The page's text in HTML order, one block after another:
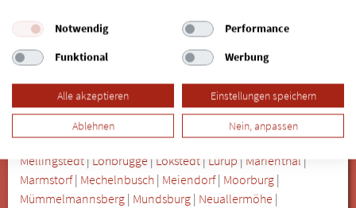
Eppendorf|Farmsen-Berne Finkenwerder|Francop
Fuhlsbüttel
|Groß Flottbek
|Gut-Moor|Hafencity Hamm süd|Hamm-Mitte
Hamm-Nord|Harvestehude|Hausbruch|Heimfeld|
Hoheluft-Ost|Hoheluft-West| Hohenfelde|Hummelsbüttel|
Innenstadt|Iserbrook Jenfeld| Karolinenviertel
|Klein Flottbek|Langenbek|Langenhorn|Lemsahl-
Mellingstedt | Lohbrügge | Lokstedt | Lurup | Marienthal |
Marmstorf| Mechelnbusch | Meiendorf| Moorburg |
Mümmelmannsberg | Mundsburg | Neuallermöhe |
Notwendig
Performance
Funktional
Werbung
Alle akzeptieren Einstellungen speichern
Ablehnen Nein, anpassen